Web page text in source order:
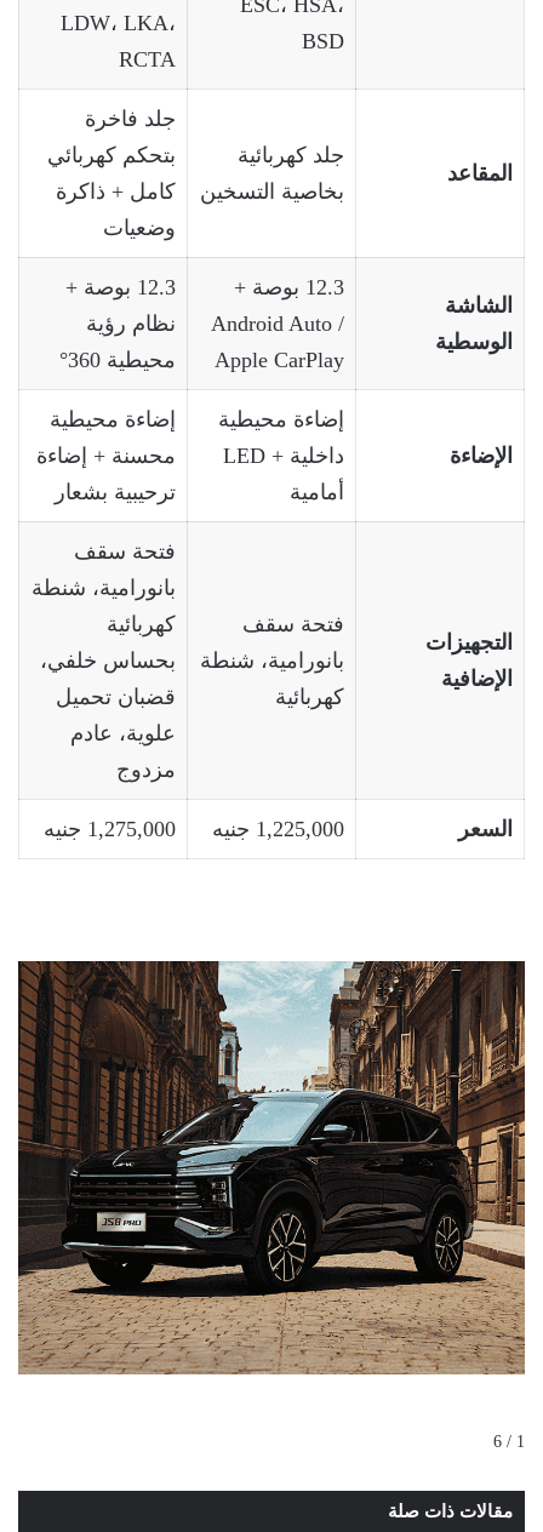
ESC، HSA،
BSD
LDW، LKA،
RCTA
المقاعد
جلد كهربائية
بخاصية التسخين
جلد فاخرة
بتحكم كهربائي
كامل + ذاكرة
وضعيات
الشاشة
الوسطية
12.3 بوصة +
Android Auto /
Apple CarPlay
12.3 بوصة +
نظام رؤية
محيطية 360°
الإضاءة
إضاءة محيطية
داخلية + LED
أمامية
إضاءة محيطية
محسنة + إضاءة
ترحيبية بشعار
التجهيزات
الإضافية
فتحة سقف
بانورامية، شنطة
كهربائية
فتحة سقف
بانورامية، شنطة
كهربائية
بحساس خلفي،
قضبان تحميل
علوية، عادم
مزدوج
السعر 1,225,000 جنيه 1,275,000 جنيه
1 / 6
مقالات ذات صلة